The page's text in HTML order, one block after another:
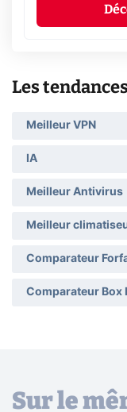
Les tendances
Meilleur VPN
IA
Meilleur Antivirus
Meilleur
Comparateur
Comparateur Box
Sur le